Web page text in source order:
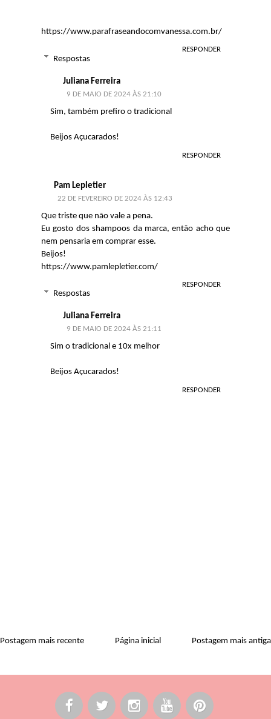
https://www.parafraseandocomvanessa.com.br/
RESPONDER
Respostas
Juliana Ferreira
9 DE MAIO DE 2024 ÀS 21:10
Sim, também prefiro o tradicional
Beijos Açucarados!
RESPONDER
Pam Lepletier
22 DE FEVEREIRO DE 2024 ÀS 12:43
Que triste que não vale a pena.
Eu gosto dos shampoos da marca, então acho que
nem pensaria em comprar esse.
Beijos!
https://www.pamlepletier.com/
RESPONDER
Respostas
Juliana Ferreira
9 DE MAIO DE 2024 ÀS 21:11
Sim o tradicional e 10x melhor
Beijos Açucarados!
RESPONDER
Postagem mais recente Postagem mais antiga
Página inicial